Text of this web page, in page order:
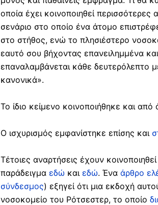
οποία έχει κοινοποιηθεί
σενάριο στο οποίο ένα άτομο
στο στήθος, ενώ το πλησιέστερο
εαυτό σου βήχοντας επανειλημμένα
επαναλαμβάνεται κάθε δευτερόλεπτο
κανονικά».
Το ίδιο κείμενο κοινοποιήθηκε και
Ο ισχυρισμός εμφανίστηκε επίσης και
Τέτοιες αναρτήσεις έχουν
παράδειγμα εδώ και εδώ. Ένα άρθρο
σύνδεσμος) εξηγεί ότι μια εκδοχή
νοσοκομείο του Ρότσεστερ, το οποίο